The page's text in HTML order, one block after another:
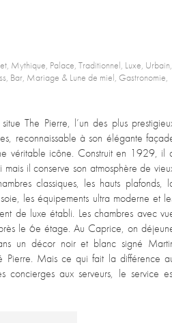
Mythique, Palace, Traditionnel, Luxe, Urbain,
Bar, Mariage & Lune de miel, Gastronomie,
The Pierre, l’un des plus
reconnaissable à son élégante
véritable icône. Construit en 1929, il
il conserve son atmosphère de
classiques, les hauts plafonds,
les équipements ultra moderne et
de luxe établi. Les chambres avec
le 6e étage. Au Caprice, on
un décor noir et blanc signé
Pierre. Mais ce qui fait la différence
concierges aux serveurs, le service